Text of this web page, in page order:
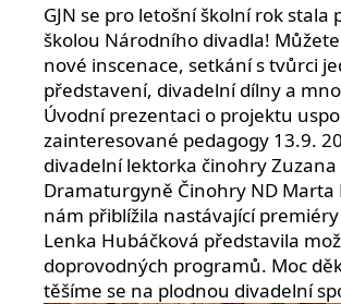
GJN se pro letošní školní rok stala
školou Národního divadla!
nové inscenace, setkání s tvůrci
představení, divadelní dílny a
Úvodní prezentaci o projektu
zainteresované pedagogy 13.9.
divadelní lektorka činohry Zuzana
Dramaturgyně Činohry ND Marta
nám přiblížila nastávající
Lenka Hubáčková představila
doprovodných programů. Moc
těšíme se na plodnou divadelní